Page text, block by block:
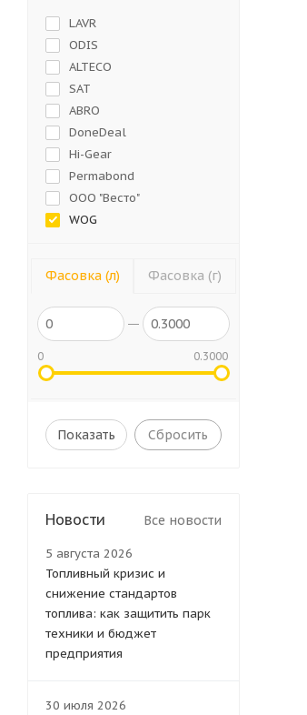
LAVR
ODIS
ALTECO
SAT
ABRO
DoneDeal
Hi-Gear
Permabond
ООО "Весто"
WOG
AVS
ВМПАВТО
Victor Reinz
Tytan
BiBiCare
Фасовка (л)
0 0.3000
Фасовка (г)
Сбросить
Новости Все новости
5 августа 2026
Топливный кризис и
снижение стандартов
топлива: как защитить парк
техники и бюджет
предприятия
30 июля 2026